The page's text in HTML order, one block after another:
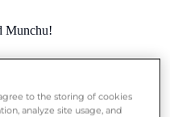
Munchu!
to the storing of cookies
analyze site usage, and